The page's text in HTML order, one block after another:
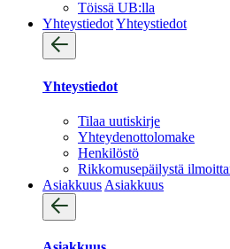
Töissä UB:lla
YhteystiedotYhteystiedot
Yhteystiedot
Tilaa uutiskirje
Yhteydenotto­lomake
Henkilöstö
Rikkomusepäilystä
Asiakkuus Asiakkuus